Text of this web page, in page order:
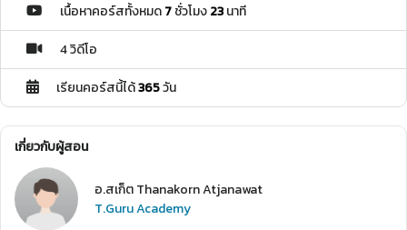
เนื้อหาคอร์สทั้งหมด7ชั่วโมง23นาที
4 วิดีโอ
เรียนคอร์สนี้ได้365วัน
เกี่ยวกับผู้สอน
อ.สเก็ต Thanakorn Atjanawat
T.Guru Academy